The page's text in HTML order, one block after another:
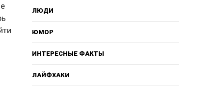
ЛЮДИ
ЮМОР
ИНТЕРЕСНЫЕ ФАКТЫ
ЛАЙФХАКИ